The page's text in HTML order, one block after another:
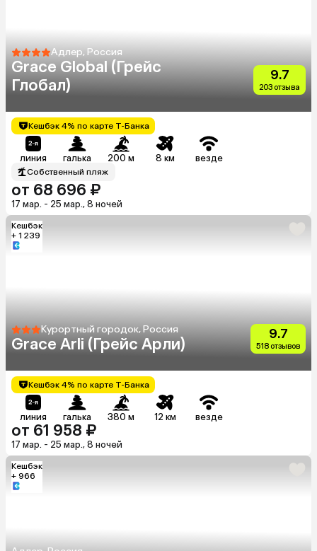
Адлер, Россия
Grace Global (Грейс
Глобал)
9.7
203 отзыва
Кешбэк 4% по карте Т-Банка
линия галька 200 м 8 км везде
Собственный пляж
от 68 696 ₽
17 мар. - 25 мар., 8 ночей
Кешбэк
+ 1 239
Курортный городок, Россия
Grace Arli (Грейс Арли)
9.7
518 отзывов
Кешбэк 4% по карте Т-Банка
линия галька 380 м 12 км везде
от 61 958 ₽
17 мар. - 25 мар., 8 ночей
Кешбэк
+ 966